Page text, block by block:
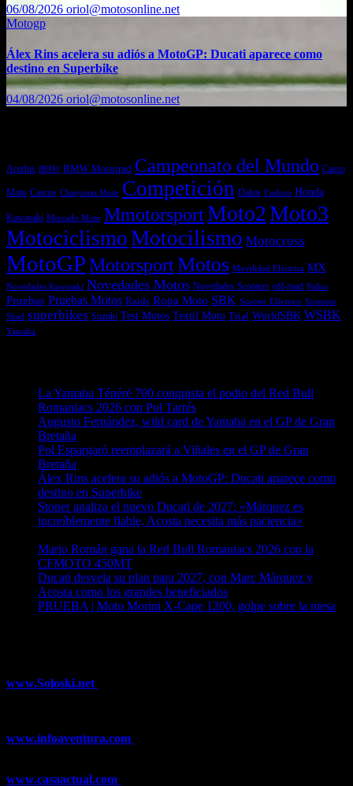
06/08/2026 oriol@motosonline.net
Motogp
Álex Rins acelera su adiós a MotoGP: Ducati aparece como
destino en Superbike
04/08/2026 oriol@motosonline.net
Acerbis BMW BMW Motorrad Campeonato del Mundo Casco
Moto Cascos Chaquetas Moto Competición Dakar Enduro Honda
Kawasaki Mercado Moto MmotorsportMoto2Moto3
MotociclismoMotocilismo Motocross
MotoGPMotorsportMotos Movilidad Eléctrica MX
Novedades Kawasaki Novedades Motos Novedades Scooters off-road Polini
Pruebas Pruebas Motos Raids Ropa Moto SBK Scooter Eléctrico Scooters
Shad superbikes Suzuki Test Motos Textil Moto Trial WorldSBK WSBK
Yamaha
La Yamaha Ténéré 700 conquista el podio del Red Bull
Romaniacs 2026 con Pol Tarrés
Augusto Fernández, wild card de Yamaha en el GP de Gran
Bretaña
Pol Espargaró reemplazará a Viñales en el GP de Gran
Bretaña
Álex Rins acelera su adiós a MotoGP: Ducati aparece como
destino en Superbike
Stoner analiza el nuevo Ducati de 2027: «Márquez es
increíblemente fiable, Acosta necesita más paciencia»
Mario Román gana la Red Bull Romaniacs 2026 con la
CFMOTO 450MT
Ducati desvela su plan para 2027, con Marc Márquez y
Acosta como los grandes beneficiados
PRUEBA | Moto Morini X-Cape 1200, golpe sobre la mesa
www.Soloski.net
www.infoaventura.com
www.casaactual.com